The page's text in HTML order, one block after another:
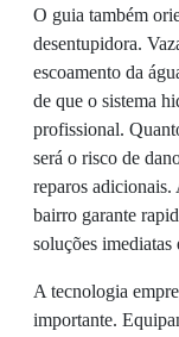
O guia também
desentupidora.
escoamento da
de que o sistema
profissional.
será o risco de
reparos
bairro garante
soluções
A tecnologia
importante.